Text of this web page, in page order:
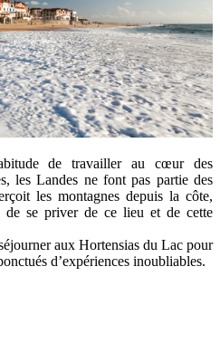
de travailler au cœur des
les Landes ne font pas partie des
les montagnes depuis la côte,
de se priver de ce lieu et de cette
aux Hortensias du Lac pour
d’expériences inoubliables.